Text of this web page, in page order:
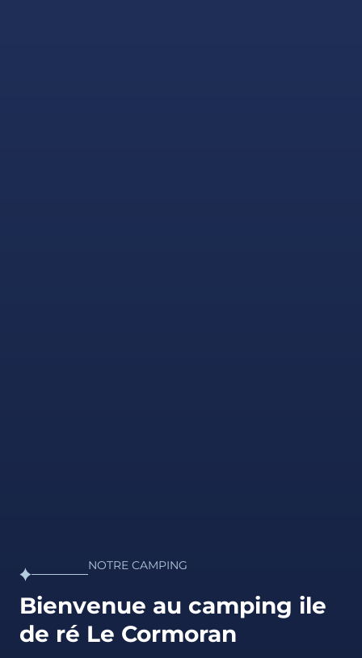
NOTRE CAMPING
Bienvenue au camping ile
de ré Le Cormoran